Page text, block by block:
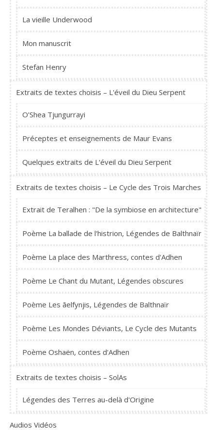
La vieille Underwood
Mon manuscrit
Stefan Henry
Extraits de textes choisis – L'éveil du Dieu Serpent
O’Shea Tjungurrayi
Préceptes et enseignements de Maur Evans
Quelques extraits de L'éveil du Dieu Serpent
Extraits de textes choisis – Le Cycle des Trois Marches
Extrait de Teralhen : "De la symbiose en architecture"
Poème La ballade de l'histrion, Légendes de Balthnaïr
Poème La place des Marthress, contes d'Adhen
Poème Le Chant du Mutant, Légendes obscures
Poème Les ãelfynjis, Légendes de Balthnaïr
Poème Les Mondes Déviants, Le Cycle des Mutants
Poème Oshaën, contes d'Adhen
Extraits de textes choisis – SolAs
Légendes des Terres au-delà d'Origine
Audios Vidéos